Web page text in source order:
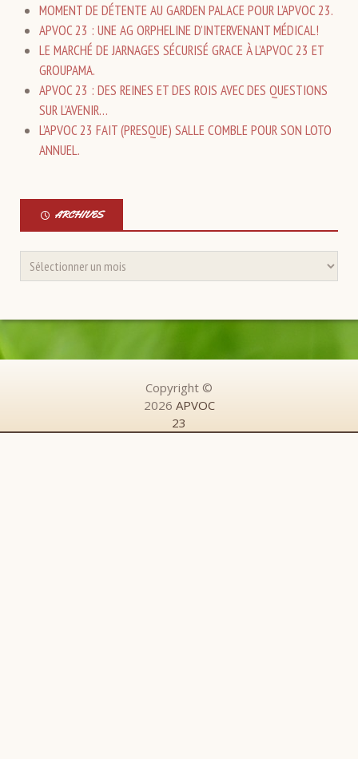
MOMENT DE DÉTENTE AU GARDEN PALACE POUR L’APVOC 23.
APVOC 23 : UNE AG ORPHELINE D’INTERVENANT MÉDICAL!
LE MARCHÉ DE JARNAGES SÉCURISÉ GRACE À L’APVOC 23 ET
GROUPAMA.
APVOC 23 : DES REINES ET DES ROIS AVEC DES QUESTIONS
SUR L’AVENIR…
L’APVOC 23 FAIT (PRESQUE) SALLE COMBLE POUR SON LOTO
ANNUEL.
ARCHIVES
Copyright ©
2026 APVOC
23